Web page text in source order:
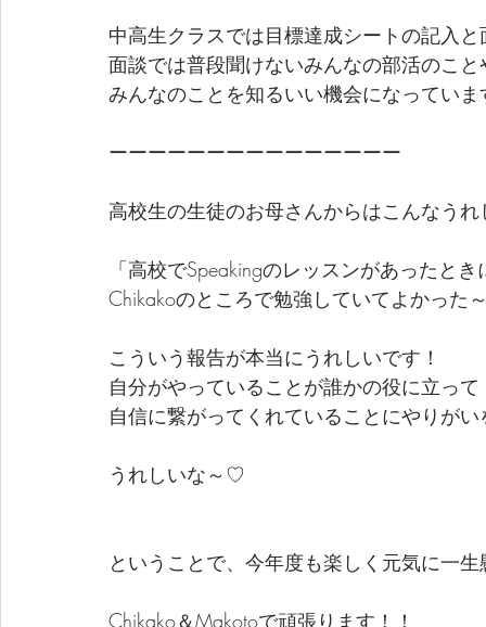
中高生クラスでは目標達成シートの記入
面談では普段聞けないみんなの部活のこ
みんなのことを知るいい機会になっていま
ーーーーーーーーーーーーーーー
高校生の生徒のお母さんからはこんなう
「高校でSpeakingのレッスンがあったと
Chikakoのところで勉強していてよかった
こういう報告が本当にうれしいです！
自分がやっていることが誰かの役に立って
自信に繋がってくれていることにやりが
うれしいな～♡
ということで、今年度も楽しく元気に一
Chikako＆Makotoで頑張ります！！